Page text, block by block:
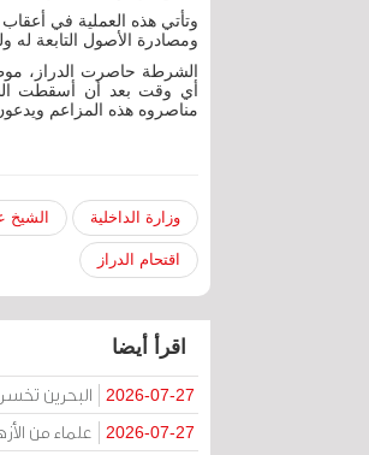
وتأتي هذه العملية في
ومصادرة الأصول التابعة
الشرطة حاصرت الدراز،
أي وقت بعد أن أسقطت
مناصروه هذه المزاعم
وزارة الداخلية
اقتحام الدراز
اقرأ أيضا
2026-07-27 البحرين
2026-07-27 علماء من